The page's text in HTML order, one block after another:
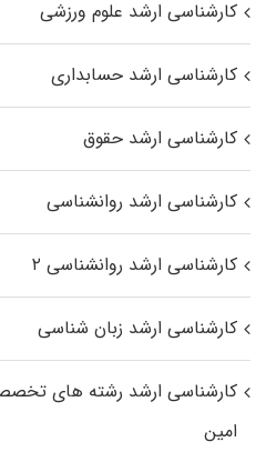
کارشناسی ارشد علوم ورزشی
کارشناسی ارشد حسابداری
کارشناسی ارشد حقوق
کارشناسی ارشد روانشناسی
کارشناسی ارشد روانشناسی ۲
کارشناسی ارشد زبان شناسی
کارشناسی ارشد رﺷﺘﻪ ﻫﺎی
اﻣﻴﻦ